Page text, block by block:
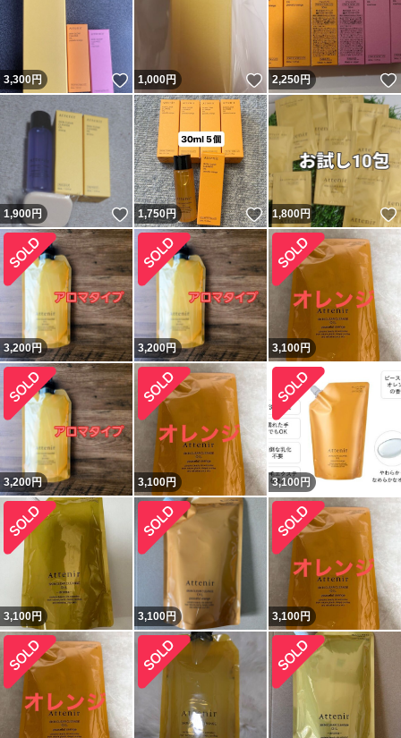
3,300円 いいね！
1,000円 いいね！
2,250円
1,900円 いいね！
1,750円 いいね！
1,800円
3,200円 3,200円 3,100円
3,200円 3,100円 3,100 円
3,100円 3,100円 3,100円